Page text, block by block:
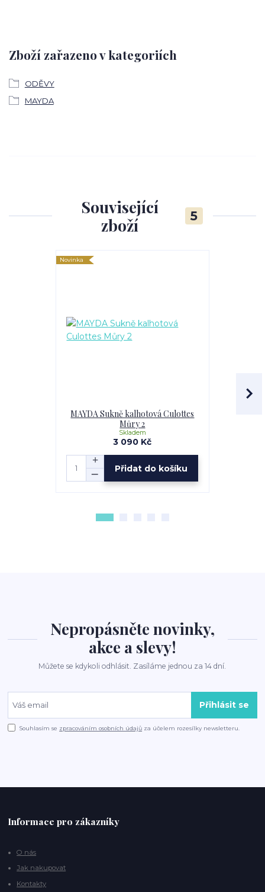
Zboží zařazeno v kategoriích
ODĚVY
MAYDA
Související
zboží
5
Novinka
MAYDA Sukně kalhotová Culottes
Můry 2
3 090 Kč
Skladem
Přidat do košíku
Nepropásněte novinky,
akce a slevy!
Můžete se kdykoli odhlásit. Zasíláme jednou za 14 dní.
Přihlásit se
Souhlasím se zpracováním osobních údajů za účelem rozesílky newsletteru.
Informace pro zákazníky
O nás
Jak nakupovat
Kontakty